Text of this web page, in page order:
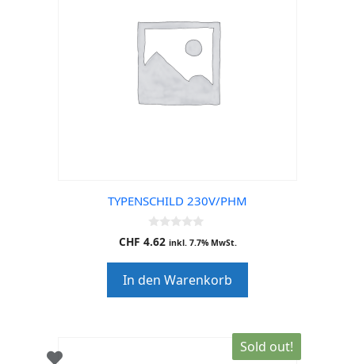
TYPENSCHILD 230V/PHM
0
o
o
f
5
CHF 4.62 inkl. 7.7% MwSt.
In den Warenkorb
Sold out!